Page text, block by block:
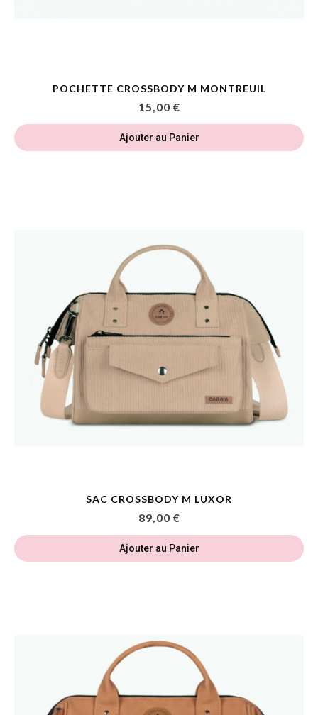
POCHETTE CROSSBODY M MONTREUIL
15,00 €
Ajouter au Panier
SAC CROSSBODY M LUXOR
89,00 €
Ajouter au Panier